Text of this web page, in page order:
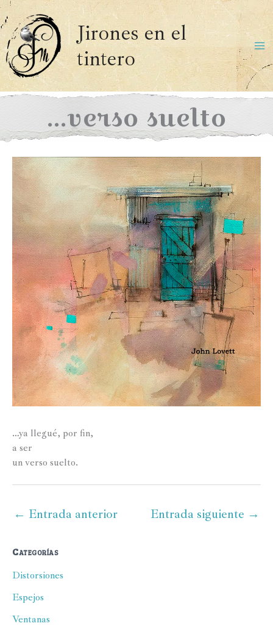
Ir
al
contenido
Jirones en el
tintero
…verso suelto
Categorías
Distorsiones
Espejos
Ventanas
…ya llegué, por fin,
a ser
un verso suelto.
← Entrada anterior Entrada siguiente →